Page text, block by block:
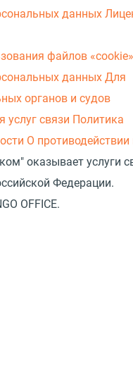
данных
файлов «cookie»
данных Для
органов и судов
услуг связи Политика
О противодействии
оказывает услуги
Федерации.
OFFICE.